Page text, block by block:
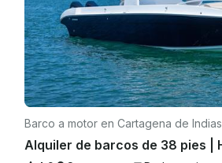
Barco a motor en Cartagena de Indias